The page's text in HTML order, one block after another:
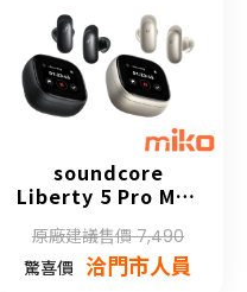
soundcore
Liberty 5 Pro Max
原廠建議售價 7,490
驚喜價 洽門市人員